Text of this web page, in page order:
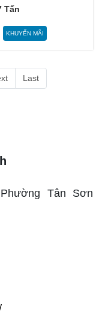
Tấn
KHUYẾN MÃI
Last
Tân Sơn